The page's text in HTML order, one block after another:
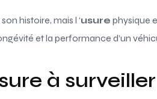
histoire, mais l ‘usure physique
et la performance d’un
à surveiller